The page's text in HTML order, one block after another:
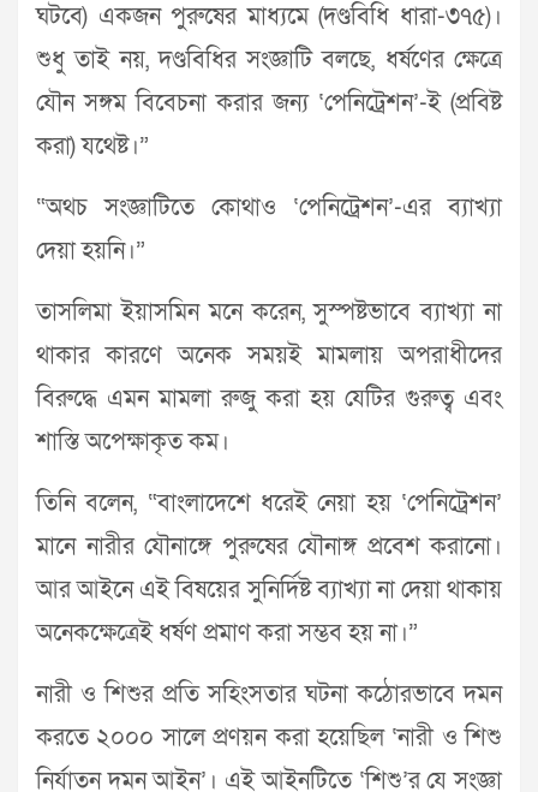
ঘটবে) একজন পুরুষের মাধ্যমে (দণ্ডবিধি ধারা-৩৭৫)।
শুধু তাই নয়, দণ্ডবিধির সংজ্ঞাটি বলছে, ধর্ষণের ক্ষেত্রে
যৌন সঙ্গম বিবেচনা করার জন্য ‘পেনিট্রেশন’-ই (প্রবিষ্ট
করা) যথেষ্ট।”
“অথচ সংজ্ঞাটিতে কোথাও ‘পেনিট্রেশন’-এর ব্যাখ্যা
দেয়া হয়নি।”
তাসলিমা ইয়াসমিন মনে করেন, সুস্পষ্টভাবে ব্যাখ্যা না
থাকার কারণে অনেক সময়ই মামলায় অপরাধীদের
বিরুদ্ধে এমন মামলা রুজু করা হয় যেটির গুরুত্ব এবং
শাস্তি অপেক্ষাকৃত কম।
তিনি বলেন, “বাংলাদেশে ধরেই নেয়া হয় ‘পেনিট্রেশন’
মানে নারীর যৌনাঙ্গে পুরুষের যৌনাঙ্গ প্রবেশ করানো।
আর আইনে এই বিষয়ের সুনির্দিষ্ট ব্যাখ্যা না দেয়া থাকায়
অনেকক্ষেত্রেই ধর্ষণ প্রমাণ করা সম্ভব হয় না।”
নারী ও শিশুর প্রতি সহিংসতার ঘটনা কঠোরভাবে দমন
করতে ২০০০ সালে প্রণয়ন করা হয়েছিল ‘নারী ও শিশু
নির্যাতন দমন আইন’। এই আইনটিতে ‘শিশু’র যে সংজ্ঞা